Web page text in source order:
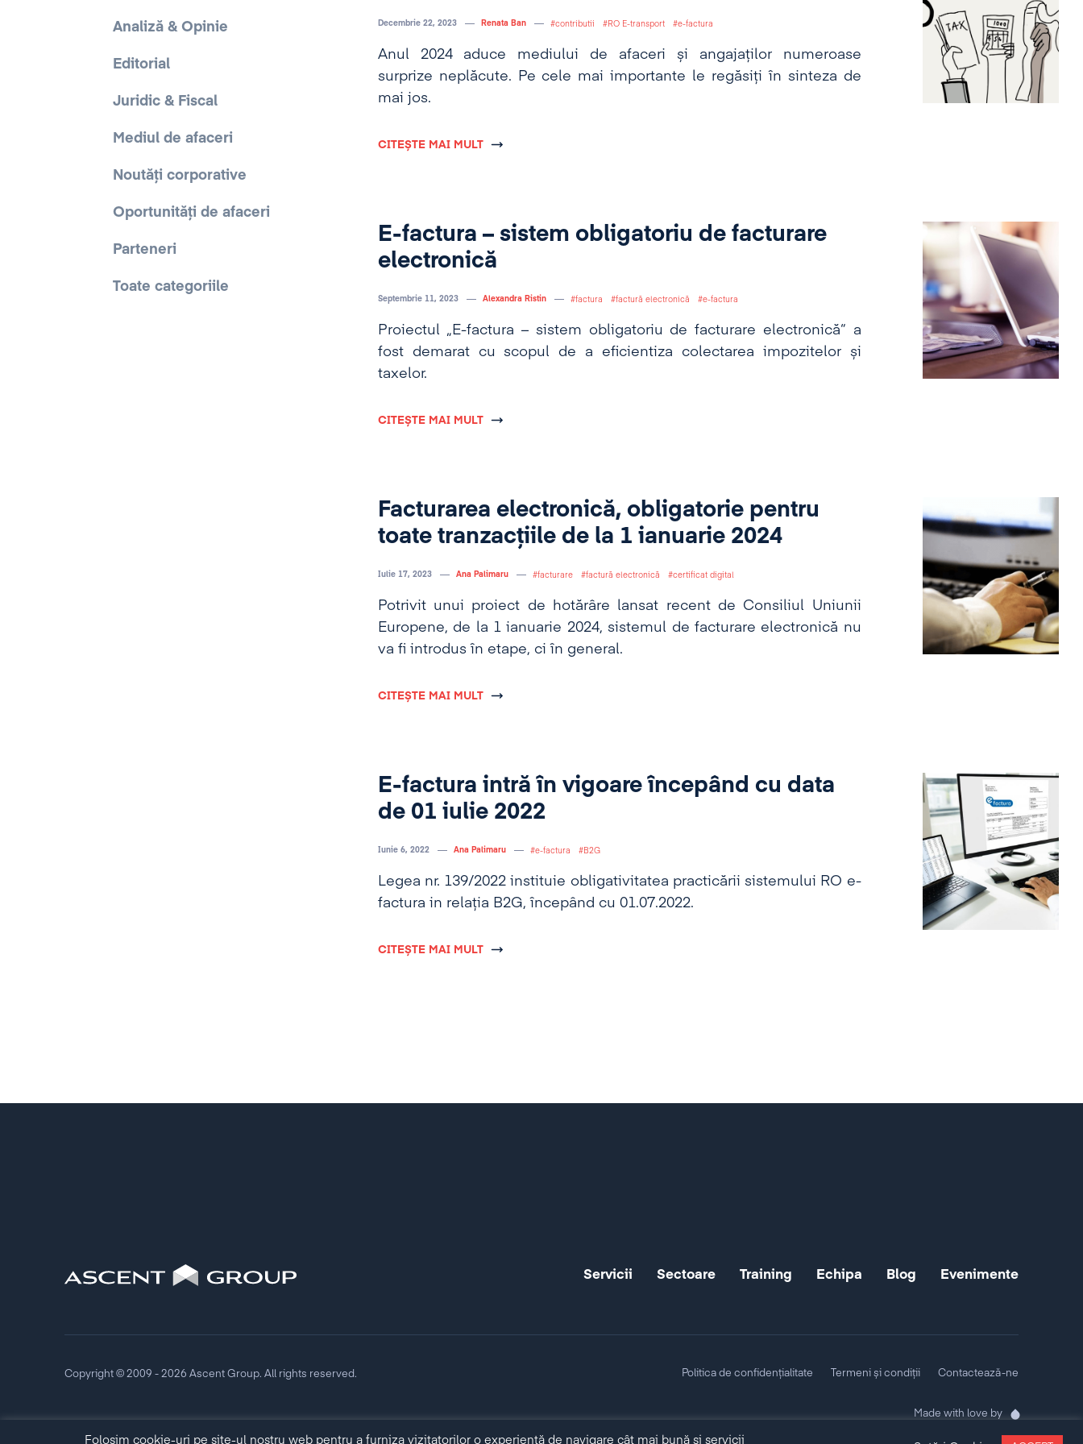
Analiză & Opinie
Editorial
Juridic & Fiscal
Mediul de afaceri
Noutăți corporative
Oportunități de afaceri
Parteneri
Toate categoriile
Decembrie 22, 2023 Renata Ban contributii RO E-transport e-factura
Anul 2024 aduce mediului de afaceri și angajaților numeroase
surprize neplăcute. Pe cele mai importante le regăsiți în sinteza de
mai jos.
CITEȘTE MAI MULT
E-factura – sistem obligatoriu de facturare
electronică
Septembrie 11, 2023 Alexandra Ristin factura factură electronică e-factura
Proiectul „E-factura – sistem obligatoriu de facturare electronică“ a
fost demarat cu scopul de a eficientiza colectarea impozitelor și
taxelor.
CITEȘTE MAI MULT
Facturarea electronică, obligatorie pentru
toate tranzacțiile de la 1 ianuarie 2024
Iulie 17, 2023 Ana Palimaru facturare factură electronică certificat digital
Potrivit unui proiect de hotărâre lansat recent de Consiliul Uniunii
Europene, de la 1 ianuarie 2024, sistemul de facturare electronică nu
va fi introdus în etape, ci în general.
CITEȘTE MAI MULT
E-factura intră în vigoare începând cu data
de 01 iulie 2022
Iunie 6, 2022 Ana Palimaru e-factura B2G
Legea nr. 139/2022 instituie obligativitatea practicării sistemului RO e-
factura in relația B2G, începând cu 01.07.2022.
CITEȘTE MAI MULT
Servicii Sectoare Training Echipa Blog Evenimente
Copyright © 2009 - 2026 Ascent Group. All rights reserved. Politica de confidențialitate Termeni și condiții Contactează-ne
Made with love by
Folosim cookie-uri pe site-ul nostru web pentru a furniza vizitatorilor o experiență de navigare cât mai bună și servicii